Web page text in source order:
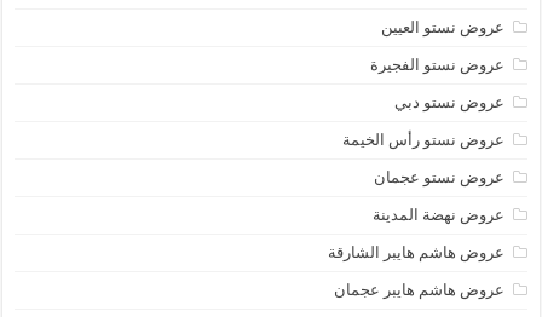
عروض نستو العيين
عروض نستو الفجيرة
عروض نستو دبي
عروض نستو رأس الخيمة
عروض نستو عجمان
عروض نهضة المدينة
عروض هاشم هايبر الشارقة
عروض هاشم هايبر عجمان